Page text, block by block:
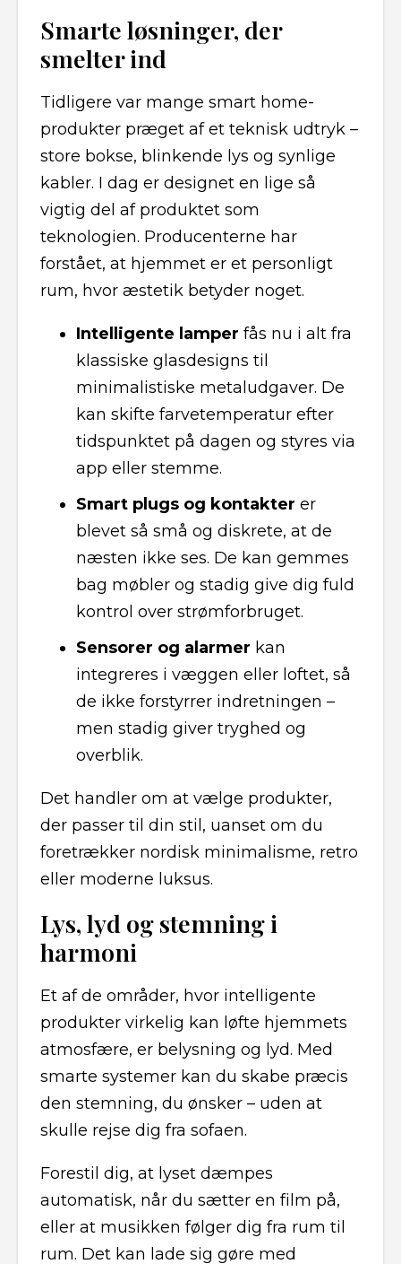
Smarte løsninger, der
smelter ind
Tidligere var mange smart home-
produkter præget af et teknisk udtryk –
store bokse, blinkende lys og synlige
kabler. I dag er designet en lige så
vigtig del af produktet som
teknologien. Producenterne har
forstået, at hjemmet er et personligt
rum, hvor æstetik betyder noget.
Intelligente lamper fås nu i alt fra
klassiske glasdesigns til
minimalistiske metaludgaver. De
kan skifte farvetemperatur efter
tidspunktet på dagen og styres via
app eller stemme.
Smart plugs og kontakter er
blevet så små og diskrete, at de
næsten ikke ses. De kan gemmes
bag møbler og stadig give dig fuld
kontrol over strømforbruget.
Sensorer og alarmer kan
integreres i væggen eller loftet, så
de ikke forstyrrer indretningen –
men stadig giver tryghed og
overblik.
Det handler om at vælge produkter,
der passer til din stil, uanset om du
foretrækker nordisk minimalisme, retro
eller moderne luksus.
Lys, lyd og stemning i
harmoni
Et af de områder, hvor intelligente
produkter virkelig kan løfte hjemmets
atmosfære, er belysning og lyd. Med
smarte systemer kan du skabe præcis
den stemning, du ønsker – uden at
skulle rejse dig fra sofaen.
Forestil dig, at lyset dæmpes
automatisk, når du sætter en film på,
eller at musikken følger dig fra rum til
rum. Det kan lade sig gøre med